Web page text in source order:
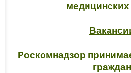
медицинских
Роскомнадзор
граждан